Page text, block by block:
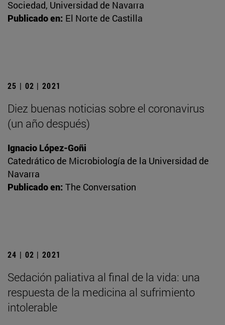
Sociedad, Universidad de Navarra
Publicado en: El Norte de Castilla
25 | 02 | 2021
Diez buenas noticias sobre el coronavirus
(un año después)
Ignacio López-Goñi
Catedrático de Microbiología de la Universidad de
Navarra
Publicado en: The Conversation
24 | 02 | 2021
Sedación paliativa al final de la vida: una
respuesta de la medicina al sufrimiento
intolerable